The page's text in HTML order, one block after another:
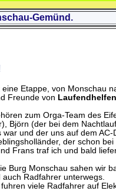
Gemünd.
Etappe, von Monschau
Freunde von
zum Orga-Team des
Björn (der bei dem
und der uns auf dem
der schon
Frans traf ich und bald
Burg Monschau sahen wir
Radfahrer unterwegs.
viele Radfahrer auf